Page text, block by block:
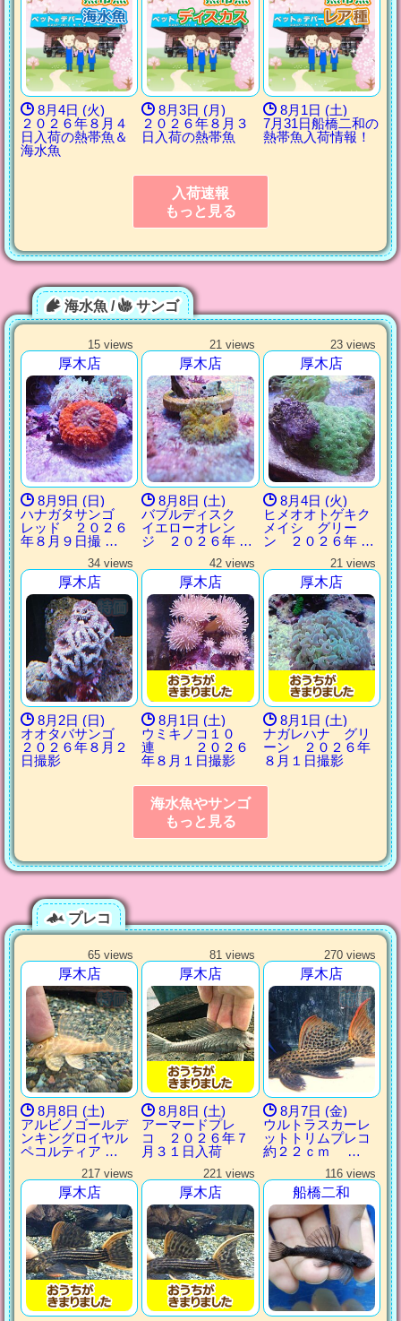
8月4日 (火)
２０２６年８月４
日入荷の熱帯魚＆
海水魚
8月3日 (月)
２０２６年８月３
日入荷の熱帯魚
8月1日 (土)
7月31日船橋二和の
熱帯魚入荷情報！
入荷速報
もっと見る
海水魚 / サンゴ
15 views
厚木店
8月9日 (日)
ハナガタサンゴ
レッド ２０２６
年８月９日撮 …
21 views
厚木店
8月8日 (土)
バブルディスク
イエローオレン
ジ ２０２６年 …
23 views
厚木店
8月4日 (火)
ヒメオオトゲキク
メイシ グリー
ン ２０２６年 …
34 views
厚木店
8月2日 (日)
オオタバサンゴ
２０２６年８月２
日撮影
42 views
厚木店
8月1日 (土)
ウミキノコ１０
連 ２０２６
年８月１日撮影
21 views
厚木店
8月1日 (土)
ナガレハナ グリ
ーン ２０２６年
８月１日撮影
海水魚やサンゴ
もっと見る
プレコ
65 views
厚木店
8月8日 (土)
アルビノゴールデ
ンキングロイヤル
ペコルティア …
81 views
厚木店
8月8日 (土)
アーマードプレ
コ ２０２６年７
月３１日入荷
270 views
厚木店
8月7日 (金)
ウルトラスカーレ
ットトリムプレコ
約２２ｃｍ …
217 views
厚木店
221 views
厚木店
116 views
船橋二和